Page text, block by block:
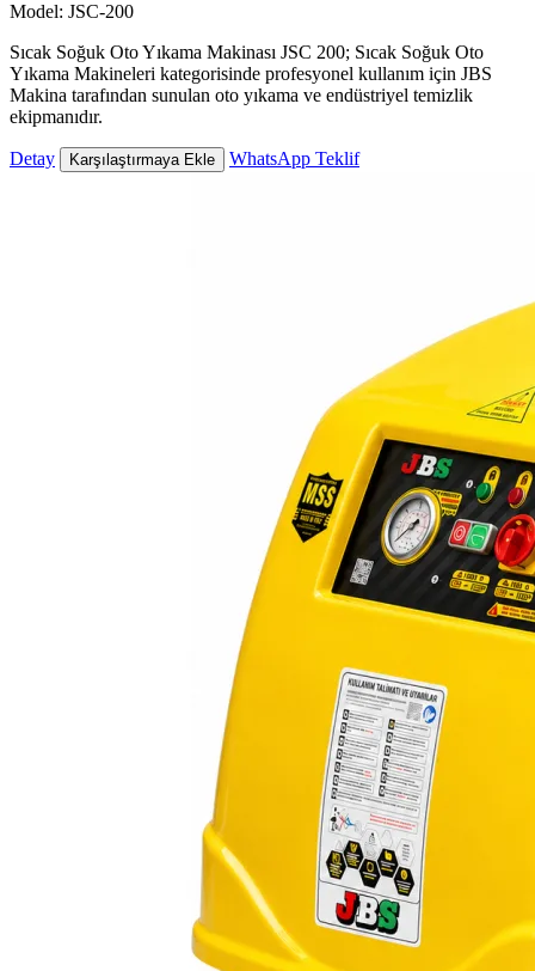
Model: JSC-200
Sıcak Soğuk Oto Yıkama Makinası JSC 200; Sıcak Soğuk Oto
Yıkama Makineleri kategorisinde profesyonel kullanım için JBS
Makina tarafından sunulan oto yıkama ve endüstriyel temizlik
ekipmanıdır.
Detay Karşılaştırmaya Ekle WhatsApp Teklif